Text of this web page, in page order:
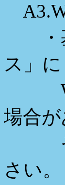
・基
ス」に
場合が
その
さい。